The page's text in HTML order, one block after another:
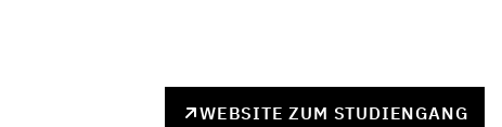
WEBSITE ZUM STUDIENGANG